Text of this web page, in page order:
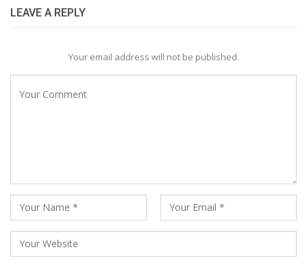
LEAVE A REPLY
Your email address will not be published.